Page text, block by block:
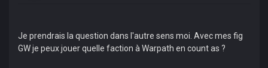
Je prendrais la question dans l'autre sens moi. Avec mes fig
GW je peux jouer quelle faction à Warpath en count as ?